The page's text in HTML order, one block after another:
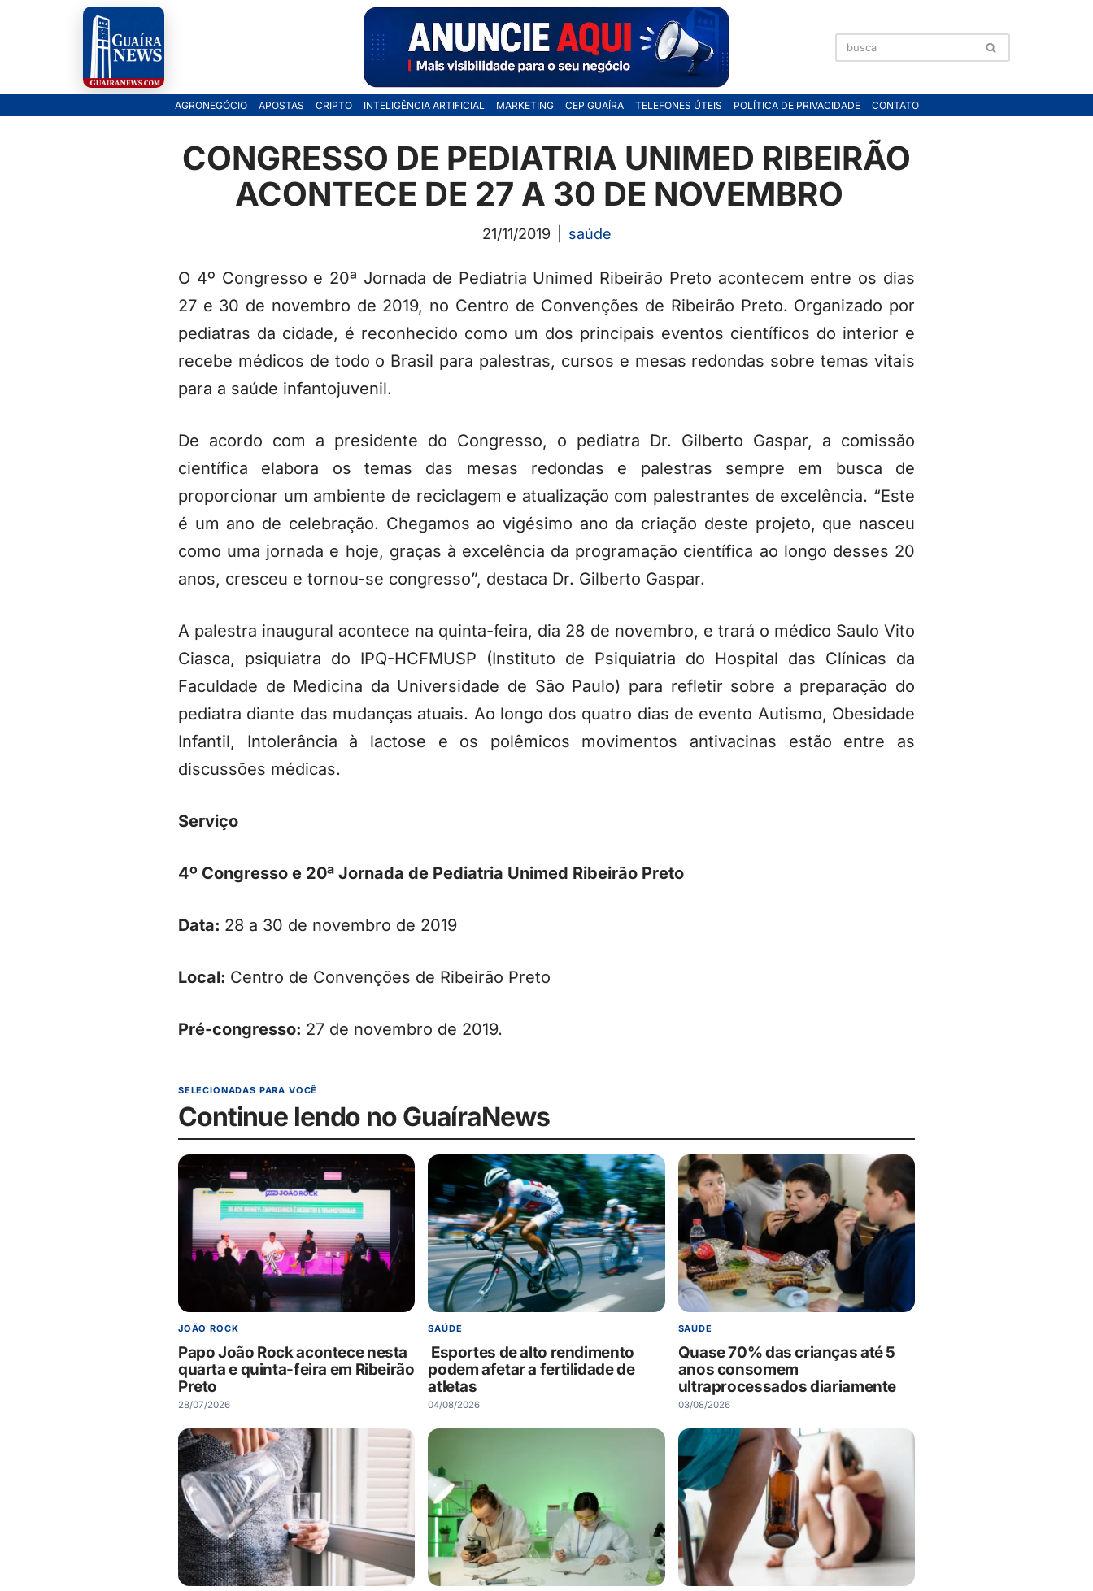
AGRONEGÓCIO APOSTAS CRIPTO INTELIGÊNCIA ARTIFICIAL MARKETING CEP GUAÍRA TELEFONES ÚTEIS POLÍTICA DE PRIVACIDADE CONTATO
CONGRESSO DE PEDIATRIA UNIMED RIBEIRÃO
ACONTECE DE 27 A 30 DE NOVEMBRO
21/11/2019 saúde
O 4º Congresso e 20ª Jornada de Pediatria Unimed Ribeirão Preto acontecem entre os dias
27 e 30 de novembro de 2019, no Centro de Convenções de Ribeirão Preto. Organizado por
pediatras da cidade, é reconhecido como um dos principais eventos científicos do interior e
recebe médicos de todo o Brasil para palestras, cursos e mesas redondas sobre temas vitais
para a saúde infantojuvenil.
De acordo com a presidente do Congresso, o pediatra Dr. Gilberto Gaspar, a comissão
científica elabora os temas das mesas redondas e palestras sempre em busca de
proporcionar um ambiente de reciclagem e atualização com palestrantes de excelência. “Este
é um ano de celebração. Chegamos ao vigésimo ano da criação deste projeto, que nasceu
como uma jornada e hoje, graças à excelência da programação científica ao longo desses 20
anos, cresceu e tornou-se congresso”, destaca Dr. Gilberto Gaspar.
A palestra inaugural acontece na quinta-feira, dia 28 de novembro, e trará o médico Saulo Vito
Ciasca, psiquiatra do IPQ-HCFMUSP (Instituto de Psiquiatria do Hospital das Clínicas da
Faculdade de Medicina da Universidade de São Paulo) para refletir sobre a preparação do
pediatra diante das mudanças atuais. Ao longo dos quatro dias de evento Autismo, Obesidade
Infantil, Intolerância à lactose e os polêmicos movimentos antivacinas estão entre as
discussões médicas.
Serviço
4º Congresso e 20ª Jornada de Pediatria Unimed Ribeirão Preto
Data: 28 a 30 de novembro de 2019
Local: Centro de Convenções de Ribeirão Preto
Pré-congresso: 27 de novembro de 2019.
SELECIONADAS PARA VOCÊ
Continue lendo no GuaíraNews
JOÃO ROCK
Papo João Rock acontece nesta
quarta e quinta-feira em Ribeirão
Preto
28/07/2026
SAÚDE
Esportes de alto rendimento
podem afetar a fertilidade de
atletas
04/08/2026
SAÚDE
Quase 70% das crianças até 5
anos consomem
ultraprocessados diariamente
03/08/2026